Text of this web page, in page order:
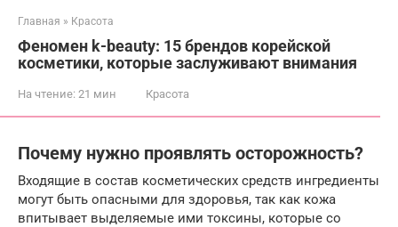
Главная » Красота
Феномен k-beauty: 15 брендов корейской
косметики, которые заслуживают внимания
На чтение: 21 мин Красота
Почему нужно проявлять осторожность?
Входящие в состав косметических средств ингредиенты
могут быть опасными для здоровья, так как кожа
впитывает выделяемые ими токсины, которые со